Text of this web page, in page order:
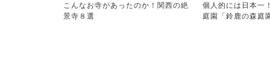
こんなお寺があったのか！関西の絶
景寺８選
個人的には日本一
庭園「鈴鹿の森庭